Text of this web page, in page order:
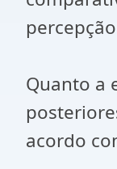
Quanto a
acordo